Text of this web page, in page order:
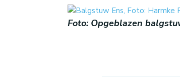
Foto: Opgeblazen